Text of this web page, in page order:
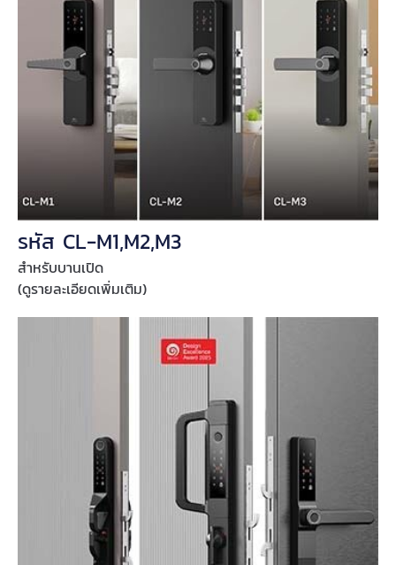
รหัส CL-M1,M2,M3
สำหรับบานเปิด
(ดูรายละเอียดเพิ่มเติม)